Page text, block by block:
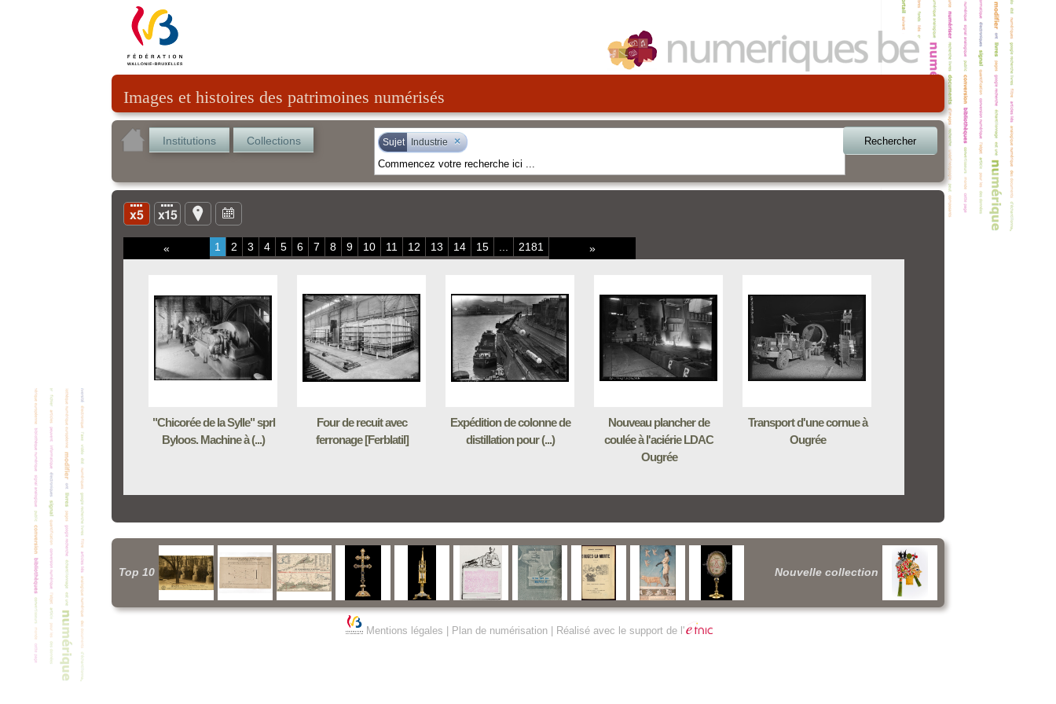
Images et histoires des patrimoines numérisés
Institutions Collections Sujet Industrie × Rechercher
« 1 2 3 4 5 6 7 8 9 10 11 12 13 14 15 2181 »
"Chicorée de la Sylle" sprl
Byloos. Machine à (...)
Four de recuit avec
ferronage [Ferblatil]
Expédition de colonne de
distillation pour (...)
Nouveau plancher de
coulée à l'aciérie LDAC
Ougrée
Transport d'une cornue à
Ougrée
Top 10 Nouvelle collection
Mentions légales Plan de numérisation| Réalisé avec le support de l'